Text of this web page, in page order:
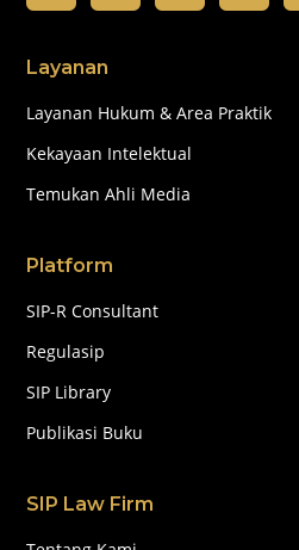
Layanan
Layanan Hukum & Area Praktik
Kekayaan Intelektual
Temukan Ahli Media
Platform
SIP-R Consultant
Regulasip
SIP Library
Publikasi Buku
SIP Law Firm